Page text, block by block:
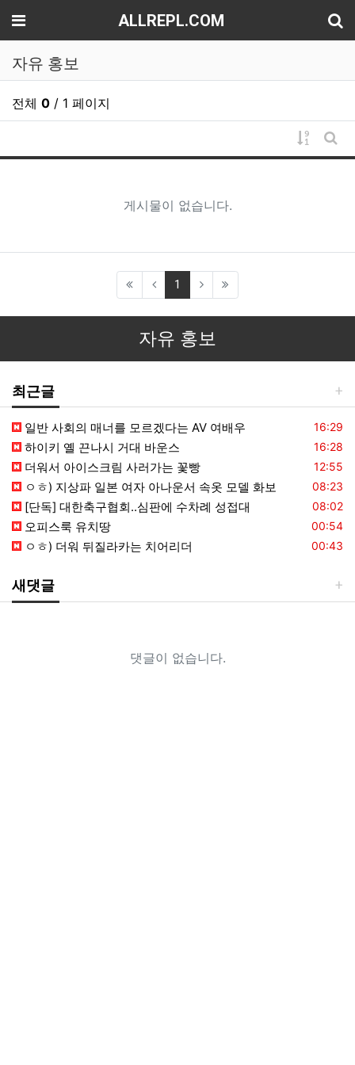
메뉴 ALLREPL.COM
자유 홍보
전체 0 / 1 페이지
게시물
게
게시물이 없습니다.
1 (current)
자유 홍보
최근글
등록일
16:29
일반 사회의 매너를 모르겠다는 AV 여배우
등록일
16:28
하이키 옐 끈나시 거대 바운스
등록일
12:55
더워서 아이스크림 사러가는 꽃빵
등록일
08:23
ㅇㅎ) 지상파 일본 여자 아나운서 속옷 모델 화보
등록일
08:02
[단독] 대한축구협회..심판에 수차례 성접대
등록일
00:54
오피스룩 유치땅
등록일
00:43
ㅇㅎ) 더워 뒤질라카는 치어리더
새댓글
댓글이 없습니다.